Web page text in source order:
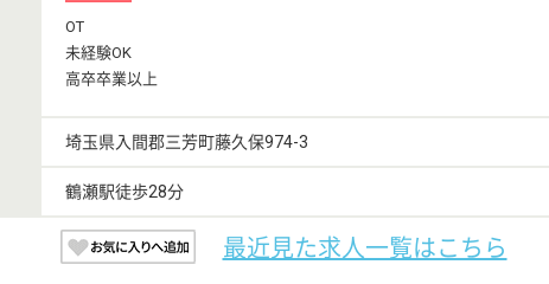
OT
未経験OK
高卒卒業以上
埼玉県入間郡三芳町藤久保974-3
鶴瀬駅徒歩28分
最近見た求人一覧はこちら